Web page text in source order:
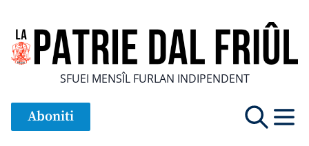
SFUEI MENSÎL FURLAN INDIPENDENT
Aboniti